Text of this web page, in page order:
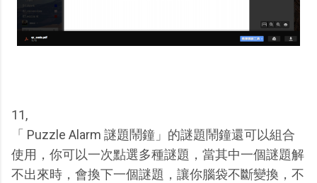
11,
「 Puzzle Alarm 謎題鬧鐘」的謎題鬧鐘還可以組合
使用，你可以一次點選多種謎題，當其中一個謎題解
不出來時，會換下一個謎題，讓你腦袋不斷變換，不